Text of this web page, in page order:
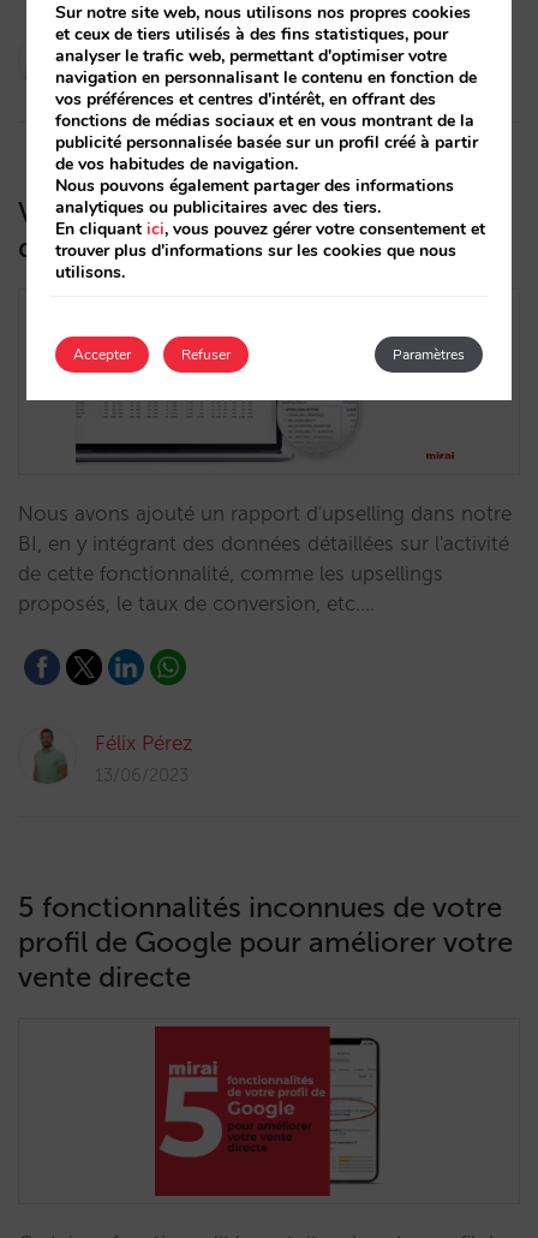
Marta Romero
13/07/2023
Vous disposez désormais de rapports
d’upselling très complets sur le BI
Nous avons ajouté un rapport d'upselling dans notre
BI, en y intégrant des données détaillées sur l'activité
de cette fonctionnalité, comme les upsellings
proposés, le taux de conversion, etc.…
Félix Pérez
13/06/2023
5 fonctionnalités inconnues de votre
profil de Google pour améliorer votre
vente directe
Sur notre site web, nous utilisons nos propres cookies
et ceux de tiers utilisés à des fins statistiques, pour
analyser le trafic web, permettant d'optimiser votre
navigation en personnalisant le contenu en fonction de
vos préférences et centres d'intérêt, en offrant des
fonctions de médias sociaux et en vous montrant de la
publicité personnalisée basée sur un profil créé à partir
de vos habitudes de navigation.
Nous pouvons également partager des informations
analytiques ou publicitaires avec des tiers.
En cliquantici, vous pouvez gérer votre consentement et
trouver plus d'informations sur les cookies que nous
utilisons.
Accepter Paramètres
Refuser